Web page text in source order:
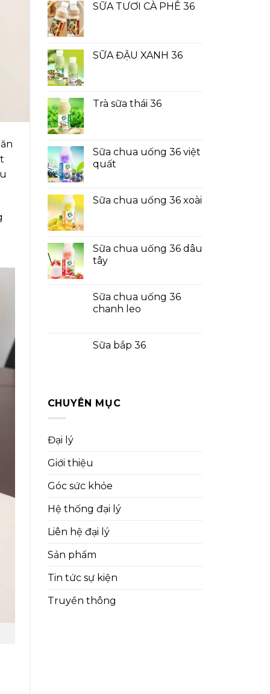
SỮA TƯƠI CÀ PHÊ 36
SỮA ĐẬU XANH 36
Trà sữa thái 36
Sữa chua uống 36 việt
quất
Sữa chua uống 36 xoài
Sữa chua uống 36 dâu
tây
Sữa chua uống 36
chanh leo
Sữa bắp 36
CHUYÊN MỤC
Đại lý
Giới thiệu
Góc sức khỏe
Hệ thống đại lý
Liên hệ đại lý
Sản phẩm
Tin tức sự kiện
Truyền thông